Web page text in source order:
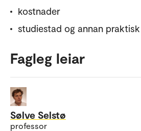
kostnader
studiestad og annan
Fagleg leiar
Sølve Selstø
professor